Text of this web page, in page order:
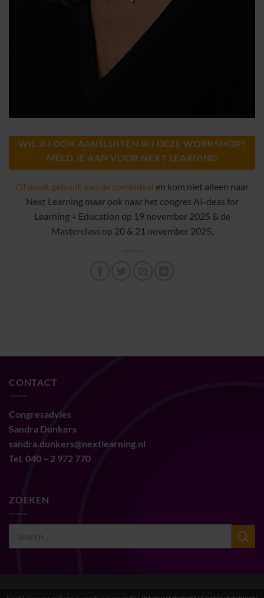
WIL JIJ OOK AANSLUITEN BIJ DEZE WORKSHOP?
MELD JE AAN VOOR NEXT LEARNING
Of maak gebruik van de combideal en kom niet alleen naar
Next Learning maar ook naar het congres AI-deas for
Learning + Education op 19 november 2025 & de
Masterclass op 20 & 21 november 2025.
CONTACT
Congresadvies
Sandra Donkers
sandra.donkers@nextlearning.nl
Tel. 040 – 2 972 770
ZOEKEN